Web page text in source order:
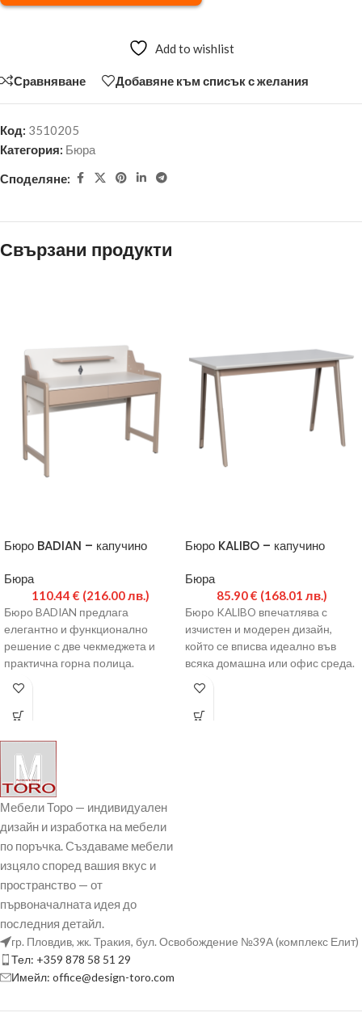
Add to wishlist
Сравняване Добавяне към списък с желания
Код: 3510205
Категория: Бюра
Споделяне:
Свързани продукти
Бюро BADIAN – капучино
Бюра
110.44 € (216.00 лв.)
Бюро BADIAN предлага
елегантно и функционално
решение с две чекмеджета и
практична горна полица.
Моделът е изработен от ПДЧ с
Бюро KALIBO – капучино
Бюра
85.90€ (168.01 лв.)
Бюро KALIBO впечатлява с
изчистен и модерен дизайн,
който се вписва идеално във
всяка домашна или офис среда.
Плотът е
Мебели Торо — индивидуален
дизайн и изработка на мебели
по поръчка. Създаваме мебели
изцяло според вашия вкус и
пространство — от
първоначалната идея до
последния детайл.
гр. Пловдив, жк. Тракия, бул. Освобождение №39А (комплекс Елит)
Тел: +359 878 58 51 29
Имейл: office@design-toro.com